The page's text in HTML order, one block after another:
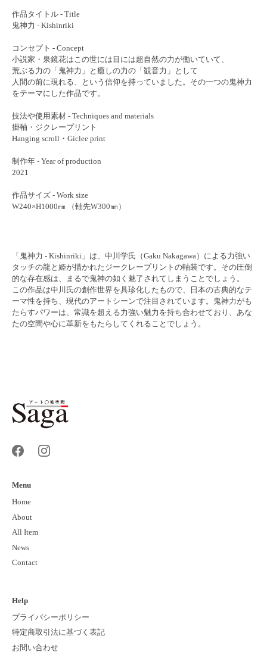
作品タイトル - Title
鬼神力 - Kishinriki
コンセプト - Concept
小説家・泉鏡花はこの世には目には超自然の力が働いていて、
荒ぶる力の「鬼神力」と癒しの力の「観音力」として
人間の前に現れる、という信仰を持っていました。その一つの鬼神力
をテーマにした作品です。
技法や使用素材 - Techniques and materials
掛軸・ジクレープリント
Hanging scroll・Giclee print
制作年 - Year of production
2021
作品サイズ - Work size
W240×H1000㎜ （軸先W300㎜）
「鬼神力 - Kishinriki」は、中川学氏（Gaku Nakagawa）による力強い
タッチの龍と姫が描かれたジークレープリントの軸装です。その圧倒
的な存在感は、まるで鬼神の如く魅了されてしまうことでしょう。
この作品は中川氏の創作世界を具珍化したもので、日本の古典的なテ
ーマ性を持ち、現代のアートシーンで注目されています。鬼神力がも
たらすパワーは、常識を超える力強い魅力を持ち合わせており、あな
たの空間や心に革新をもたらしてくれることでしょう。
Menu
Home
About
All Item
News
Contact
Help
プライバシーポリシー
特定商取引法に基づく表記
お問い合わせ